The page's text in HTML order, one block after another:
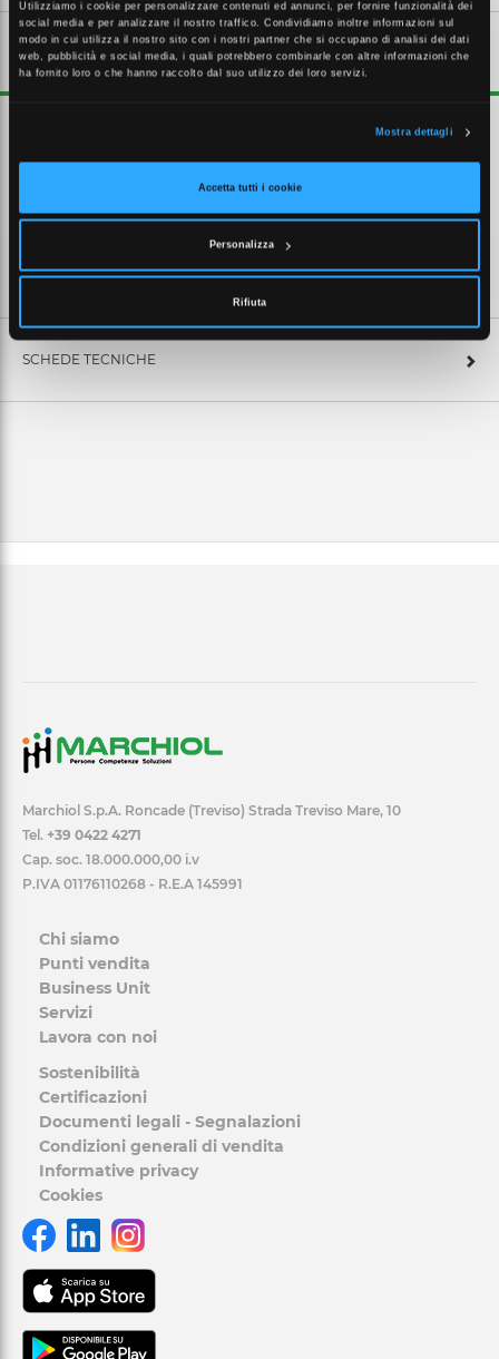
Utilizziamo i cookie per personalizzare contenuti ed annunci, per fornire funzionalità dei
social media e per analizzare il nostro traffico. Condividiamo inoltre informazioni sul
modo in cui utilizza il nostro sito con i nostri partner che si occupano di analisi dei dati
web, pubblicità e social media, i quali potrebbero combinarle con altre informazioni che
ha fornito loro o che hanno raccolto dal suo utilizzo dei loro servizi.
Mostra dettagli
Accetta tutti i cookie
Personalizza
Rifiuta
DESCRIZIONE ESTESA
isolante estruso. Ambito di consegna: 1 set per 3 fasi, guaina
termorestringente resistente a scariche superficiali, elementi siliconici
CARATTERISTICHE TECNICHE
SCHEDE TECNICHE
Marchiol S.p.A. Roncade (Treviso) Strada Treviso Mare, 10
Tel. +39 0422 4271
Cap. soc. 18.000.000,00 i.v
P.IVA 01176110268 - R.E.A 145991
Chi siamo
Punti vendita
Business Unit
Servizi
Lavora con noi
Sostenibilità
Certificazioni
Documenti legali - Segnalazioni
Condizioni generali di vendita
Informative privacy
Cookies